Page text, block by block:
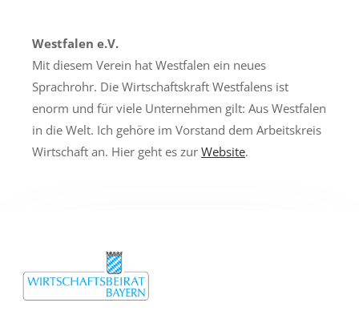
Westfalen e.V.
Mit diesem Verein hat Westfalen ein neues
Sprachrohr. Die Wirtschaftskraft Westfalens ist
enorm und für viele Unternehmen gilt: Aus Westfalen
in die Welt. Ich gehöre im Vorstand dem Arbeitskreis
Wirtschaft an. Hier geht es zur Website.